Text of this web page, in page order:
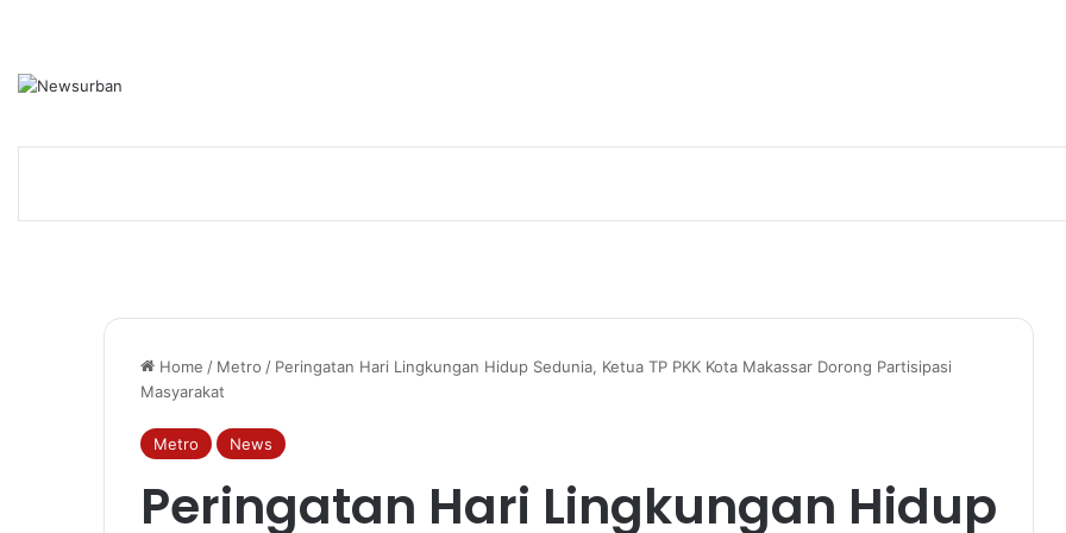
Home / Metro / Peringatan Hari Lingkungan Hidup Sedunia, Ketua TP PKK Kota Makassar Dorong Partisipasi
Masyarakat
Metro News
Peringatan Hari Lingkungan Hidup